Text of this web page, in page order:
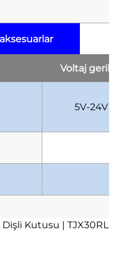
Voltaj
5V-24V
Kutusu | TJX30RL